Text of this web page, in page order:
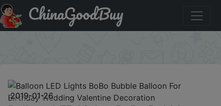
Придбати Balloon LED Lights BoBo Bubble Balloon For
Birthday Wedding Valentine Decoration
ChinaGoodBuy
2019-01-26